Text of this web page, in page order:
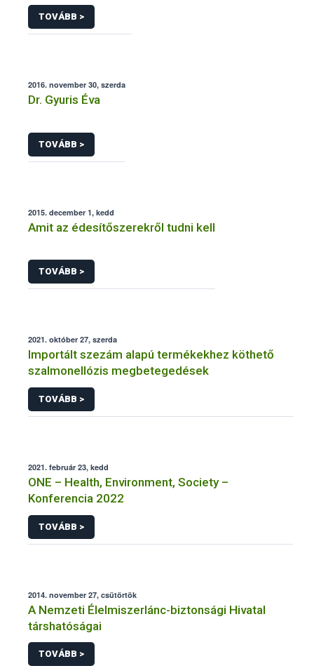
TOVÁBB >
2016. november 30, szerda
Dr. Gyuris Éva
TOVÁBB >
2015. december 1, kedd
Amit az édesítőszerekről tudni kell
TOVÁBB >
2021. október 27, szerda
Importált szezám alapú termékekhez köthető
szalmonellózis megbetegedések
TOVÁBB >
2021. február 23, kedd
ONE – Health, Environment, Society –
Konferencia 2022
TOVÁBB >
2014. november 27, csütörtök
A Nemzeti Élelmiszerlánc-biztonsági Hivatal
társhatóságai
TOVÁBB >